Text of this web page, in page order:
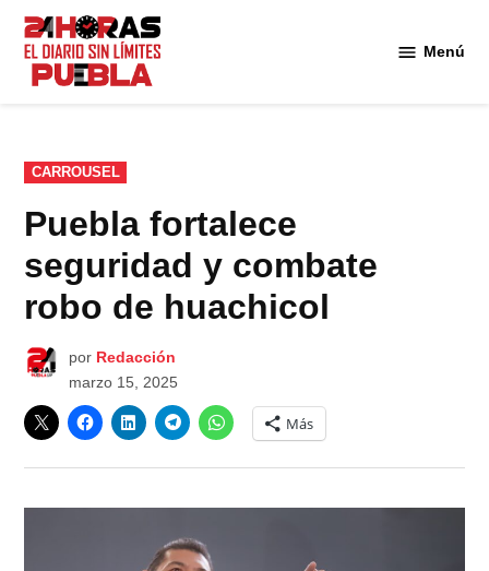
Saltar
contenido
Menú
PUBLICADO
EN
CARROUSEL
Puebla fortalece
seguridad y combate
robo de huachicol
por Redacción
marzo 15, 2025
Más